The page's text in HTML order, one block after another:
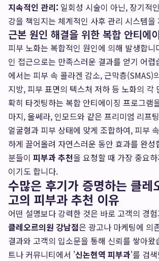
지속적인 관리: 일회성 시술이 아닌, 장기적
강을 책임지는 체계적인 사후 관리 시스템을
근본 원인 해결을 위한 복합 안티에
피부 노화는 복합적인 원인에 의해 발생합니
인 접근으로는 만족스러운 결과를 얻기 어렵
에서는 피부 속 콜라겐 감소, 근막층(SMAS)
지방, 피부 표면의 텍스처 저하 등 노화의 각
확히 타겟팅하는 복합 안티에이징 프로그램
마지, 울쎄라, 인모드와 같은 프리미엄 리프
얼굴형과 피부 상태에 맞게 조합하여, 피부
하게 끌어올려 자연스러운 동안 효과를 완성
분들이 피부과 추천을 요청할 때 가장 중요
이기도 합니다.
수많은 후기가 증명하는 클레
고의 피부과 추천 이유
어떤 설명보다 강력한 것은 바로 고객의 경
클레오르의원 강남점은 광고나 마케팅에 의
결과와 고객의 입소문을 통해 신뢰를 쌓아왔
트나 커뮤니티에서 '신논현역 피부과'를 검